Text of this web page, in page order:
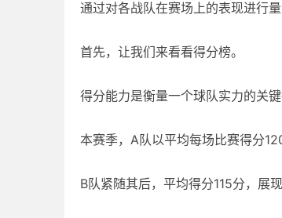
通过对各战队在赛场上的表现进行
首先，让我们来看看得分榜。
得分能力是衡量一个球队实力的关键
本赛季，A队以平均每场比赛得分
B队紧随其后，平均得分115分，展